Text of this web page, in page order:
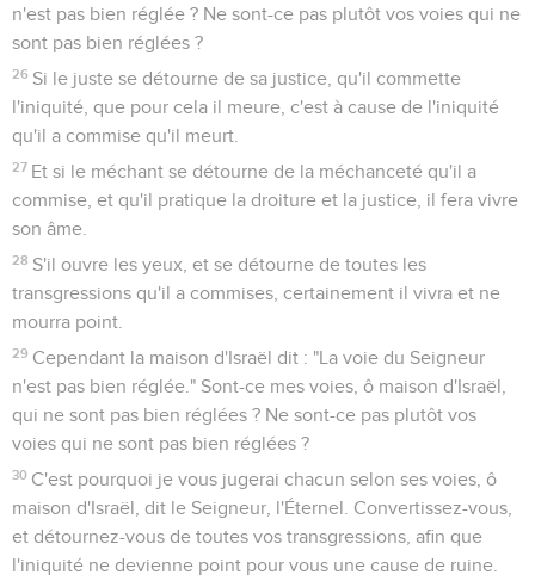
n'est pas bien réglée ? Ne sont-ce pas plutôt vos voies qui ne
sont pas bien réglées ?
26 Si le juste se détourne de sa justice, qu'il commette
l'iniquité, que pour cela il meure, c'est à cause de l'iniquité
qu'il a commise qu'il meurt.
27 Et si le méchant se détourne de la méchanceté qu'il a
commise, et qu'il pratique la droiture et la justice, il fera vivre
son âme.
28 S'il ouvre les yeux, et se détourne de toutes les
transgressions qu'il a commises, certainement il vivra et ne
mourra point.
29 Cependant la maison d'Israël dit : "La voie du Seigneur
n'est pas bien réglée." Sont-ce mes voies, ô maison d'Israël,
qui ne sont pas bien réglées ? Ne sont-ce pas plutôt vos
voies qui ne sont pas bien réglées ?
30 C'est pourquoi je vous jugerai chacun selon ses voies, ô
maison d'Israël, dit le Seigneur, l'Éternel. Convertissez-vous,
et détournez-vous de toutes vos transgressions, afin que
l'iniquité ne devienne point pour vous une cause de ruine.